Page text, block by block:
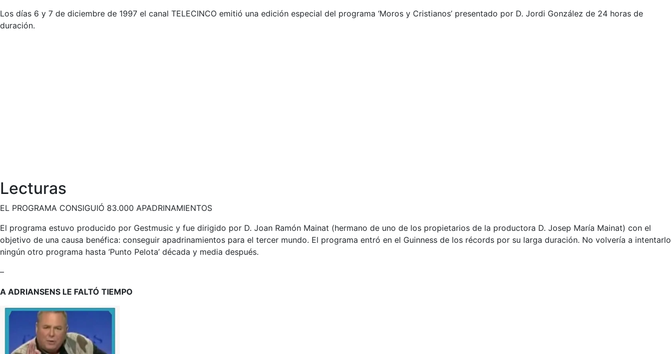
Los días 6 y 7 de diciembre de 1997 el canal TELECINCO emitió una edición especial del programa ‘Moros y Cristianos’ presentado por D. Jordi González de 24 horas de
duración.
Lecturas
EL PROGRAMA CONSIGUIÓ 83.000 APADRINAMIENTOS
El programa estuvo producido por Gestmusic y fue dirigido por D. Joan Ramón Mainat (hermano de uno de los propietarios de la productora D. Josep María Mainat) con el
objetivo de una causa benéfica: conseguir apadrinamientos para el tercer mundo. El programa entró en el Guinness de los récords por su larga duración. No volvería a intentarlo
ningún otro programa hasta ‘Punto Pelota’ década y media después.
–
A ADRIANSENS LE FALTÓ TIEMPO